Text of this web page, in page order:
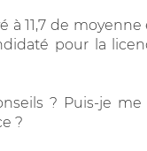
11,7 de
pour la
? Puis-je
?